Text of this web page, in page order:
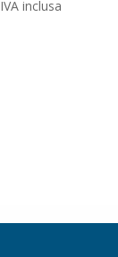
IVA inclusa